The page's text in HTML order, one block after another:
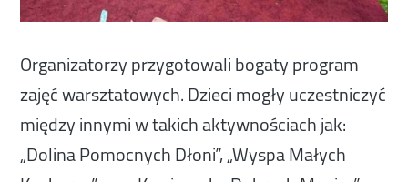
Organizatorzy przygotowali bogaty program
zajęć warsztatowych. Dzieci mogły uczestniczyć
między innymi w takich aktywnościach jak:
„Dolina Pomocnych Dłoni”, „Wyspa Małych